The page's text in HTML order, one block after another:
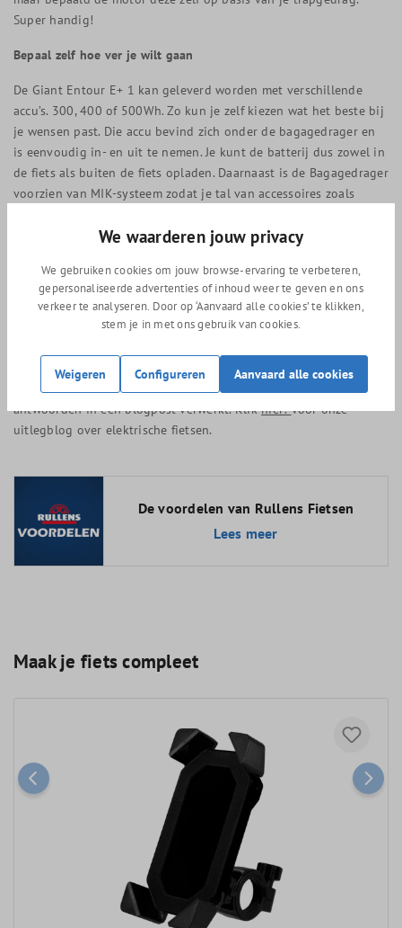
Super handig!
Bepaal zelf hoe ver je wilt gaan
De Giant Entour E+ 1 kan geleverd worden met verschillende
accu’s. 300, 400 of 500Wh. Zo kun je zelf kiezen wat het beste bij
je wensen past. Die accu bevind zich onder de bagagedrager en
is eenvoudig in- en uit te nemen. Je kunt de batterij dus zowel in
de fiets als buiten de fiets opladen. Daarnaast is de Bagagedrager
voorzien van MIK-systeem zodat je tal van accessoires zoals
het hebben? Ben je nieuwsgierig geworden naar de Giant Entour
Elektrische fietsen keuze hulp
Welke elektrische fiets heb ik nodig? Het kan moeilijk zijn om te
moet letten. Bij ons in de winkel krijgen we deze vraag met
regelmaat. Daarom hebben we onze meest gestelde vragen en
antwoorden in een blogpost verwerkt. Klikhier!voor onze
uitlegblog over elektrische fietsen.
De voordelen van Rullens Fietsen
Lees meer
Maak je fiets compleet
We waarderen jouw privacy
We gebruiken cookies om jouw browse-ervaring te verbeteren,
gepersonaliseerde advertenties of inhoud weer te geven en ons
verkeer te analyseren. Door op ‘Aanvaard alle cookies’ te klikken,
stem je in met ons gebruik van cookies.
Weigeren Configureren Aanvaard alle cookies